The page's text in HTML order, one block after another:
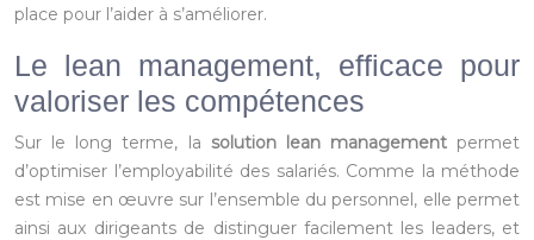
place pour l’aider à s’améliorer.
Le lean management, efficace pour
valoriser les compétences
Sur le long terme, la solution lean managementpermet
d’optimiser l’employabilité des salariés. Comme la méthode
est mise en œuvre sur l’ensemble du personnel, elle permet
ainsi aux dirigeants de distinguer facilement les leaders, et